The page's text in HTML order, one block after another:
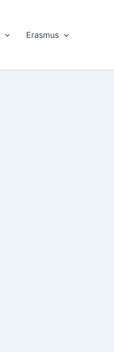
Erasmus